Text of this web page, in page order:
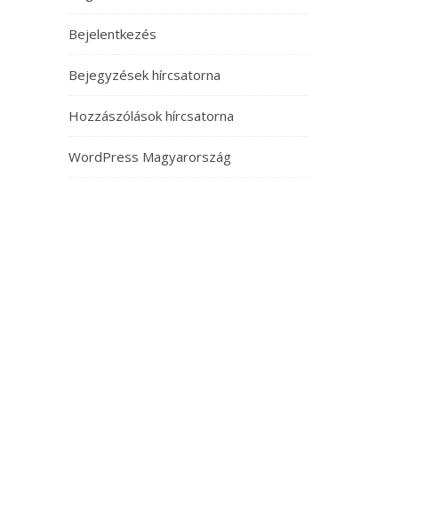
Bejelentkezés
Bejegyzések hírcsatorna
Hozzászólások hírcsatorna
WordPress Magyarország